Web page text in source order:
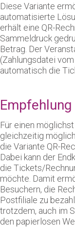
Diese Variante
automatisierte
erhält eine QR-
Sammeldruck
Betrag. Der
(Zahlungsdatei
automatisch die
Für einen
gleichzeitig
die Variante QR-
Dabei kann der
die Tickets/
möchte. Damit
Besuchern, die
Postfiliale zu
trotzdem, auch im
den papierlosen